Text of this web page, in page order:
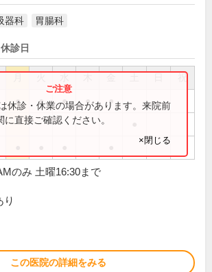
器科 胃腸科
診日
祝
● ● ● ● ●
休診・休業の場合があります。来院前
直接ご確認ください。
×閉じる
のみ 土曜16:30まで
り
この医院の詳細をみる